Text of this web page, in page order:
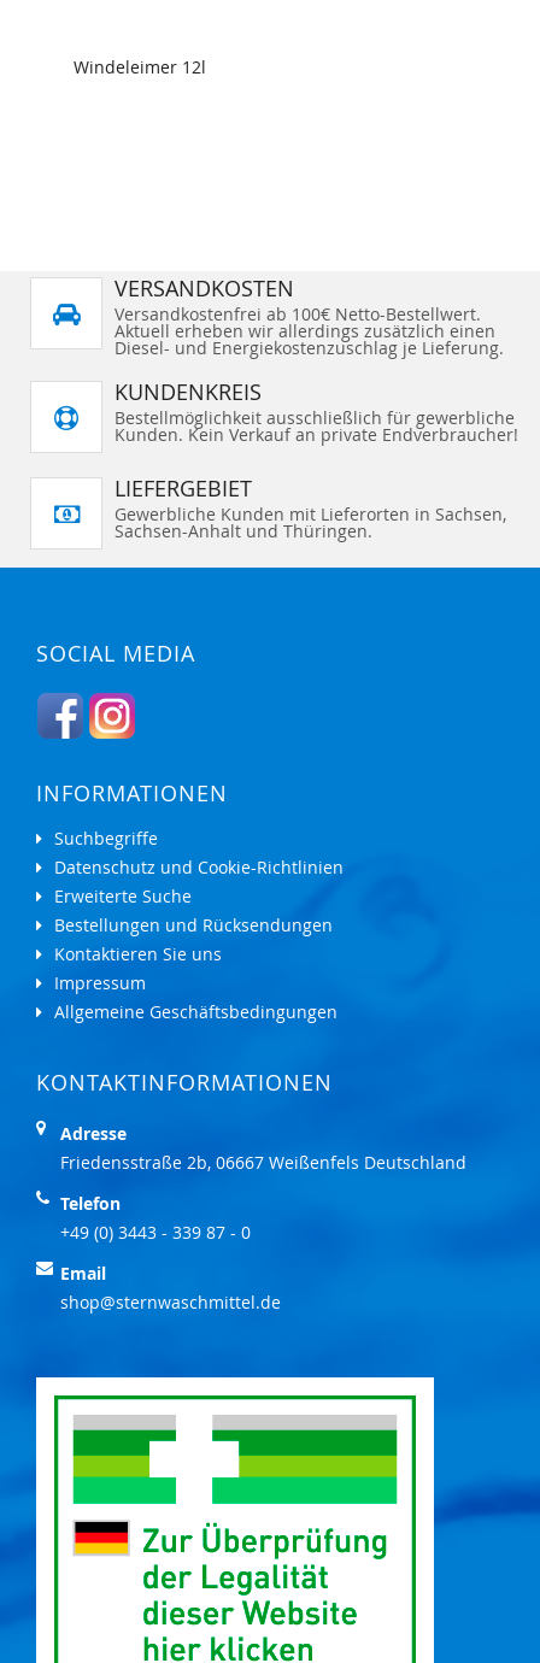
Windeleimer 12l
VERSANDKOSTEN
Versandkostenfrei ab 100€ Netto-Bestellwert.
Aktuell erheben wir allerdings zusätzlich einen
Diesel- und Energiekostenzuschlag je Lieferung.
KUNDENKREIS
Bestellmöglichkeit ausschließlich für gewerbliche
Kunden. Kein Verkauf an private Endverbraucher!
LIEFERGEBIET
Gewerbliche Kunden mit Lieferorten in Sachsen,
Sachsen-Anhalt und Thüringen.
SOCIAL MEDIA
INFORMATIONEN
Suchbegriffe
Datenschutz und Cookie-Richtlinien
Erweiterte Suche
Bestellungen und Rücksendungen
Kontaktieren Sie uns
Impressum
Allgemeine Geschäftsbedingungen
KONTAKTINFORMATIONEN
Adresse
Friedensstraße 2b, 06667 Weißenfels Deutschland
Telefon
+49 (0) 3443 - 339 87 - 0
Email
shop@sternwaschmittel.de